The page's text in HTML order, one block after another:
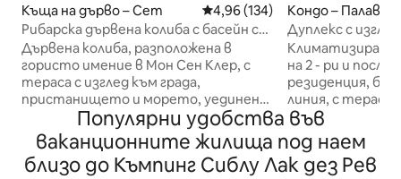
Къща на дърво – Сет Средна оценка: 4,96 от 5,
4,96 (134)
Рибарска дървена колиба с басейн с
тераса с изглед към морето в града
Дървена колиба, разположена в
гористо имение в Мон Сен Клер, с
тераса с изглед към града,
пристанището и морето, уединена
в 2 отделни зони, свързани чрез
външно стълбище. Долно ниво,
затворено: спалня от 12 м² със 160-
сантиметрово легло, тоалетна
Кондо –
Дуплекс с
Климатизиран
на 2 - ри и
резиденция, без
линия, с тераса
напълно
пералня,
фризер,
индукционни
Популярни удобства във
ваканционните жилища под наем
близо до Къмпинг Сиблу Лак дез Рев